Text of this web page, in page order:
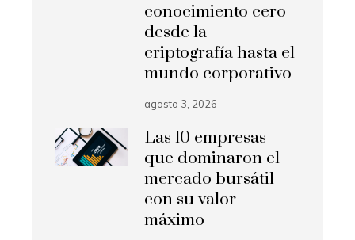
conocimiento cero
desde la
criptografía hasta el
mundo corporativo
agosto 3, 2026
Las 10 empresas
que dominaron el
mercado bursátil
con su valor
máximo